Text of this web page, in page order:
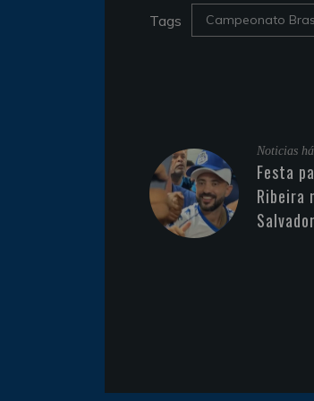
Tags Campeonato
Noticias
Festa
Ribeira
Salvador